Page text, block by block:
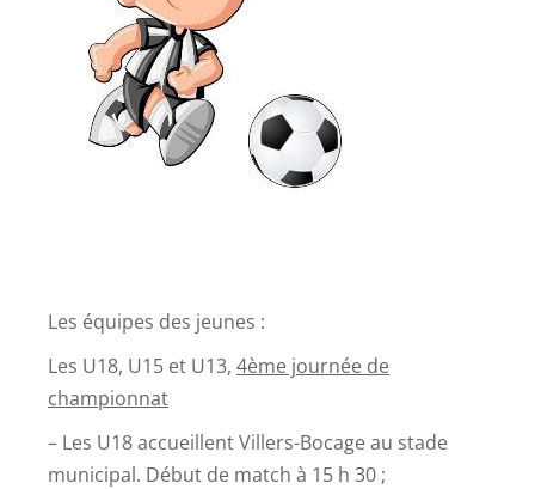
Les équipes des jeunes :
Les U18, U15 et U13, 4ème journée de
championnat
– Les U18 accueillent Villers-Bocage au stade
municipal. Début de match à 15 h 30 ;